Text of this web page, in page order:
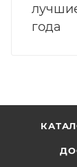
года